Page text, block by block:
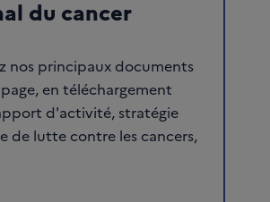
du cancer
nos principaux documents
en téléchargement
d'activité, stratégie
de lutte contre les cancers,